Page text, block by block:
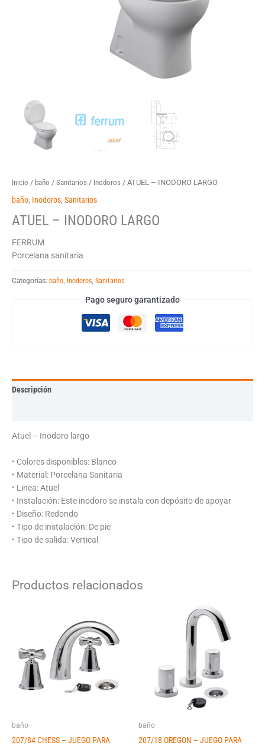
Inicio / baño / Sanitarios / Inodoros / ATUEL – INODORO LARGO
baño, Inodoros, Sanitarios
ATUEL – INODORO LARGO
FERRUM
Porcelana sanitaria
Categorías: baño Inodoros Sanitarios
Pago seguro garantizado
Descripción
Atuel – Inodoro largo
• Colores disponibles: Blanco
• Material: Porcelana Sanitaria
• Linea: Atuel
• Instalación: Este inodoro se instala con depósito de apoyar
• Diseño: Redondo
• Tipo de instalación: De pie
• Tipo de salida: Vertical
Productos relacionados
baño
207/84 CHESS – JUEGO PARA
baño
207/18 OREGON – JUEGO PARA